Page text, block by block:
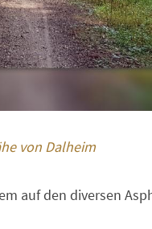
von Dalheim
auf den diversen